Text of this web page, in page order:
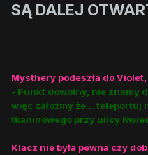
SĄ DALEJ
Mysthery podeszła do Violet,
- Punkt dowolny, nie znamy
więc załóżmy że... teleportuj
tkaninowego przy ulicy
Klacz nie była pewna czy